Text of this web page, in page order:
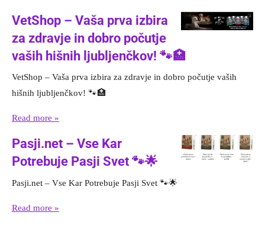
VetShop – Vaša prva izbira
za zdravje in dobro počutje
vaših hišnih ljubljenčkov! 🐾🏥
VetShop – Vaša prva izbira za zdravje in dobro počutje vaših
hišnih ljubljenčkov! 🐾🏥
Read more »
Pasji.net – Vse Kar
Potrebuje Pasji Svet 🐾🌟
Pasji.net – Vse Kar Potrebuje Pasji Svet 🐾🌟
Read more »